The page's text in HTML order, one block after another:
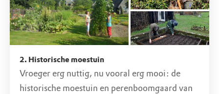
grond en gebouwen van Natuurmonumenten.
Zij voeren een duurzaam agrarisch beheer dat
mooie biologische streekproducten oplevert en
2. Historische moestuin
Vroeger erg nuttig, nu vooral erg mooi: de
historische moestuin en perenboomgaard van